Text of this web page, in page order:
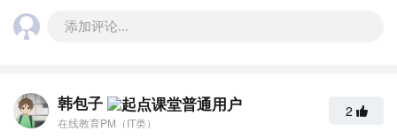
添加评论...
韩包子
在线教育PM（IT类）
2